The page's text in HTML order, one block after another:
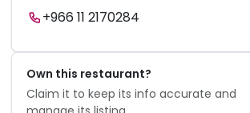
+966 11 2170284
Own this restaurant?
Claim it to keep its info accurate and